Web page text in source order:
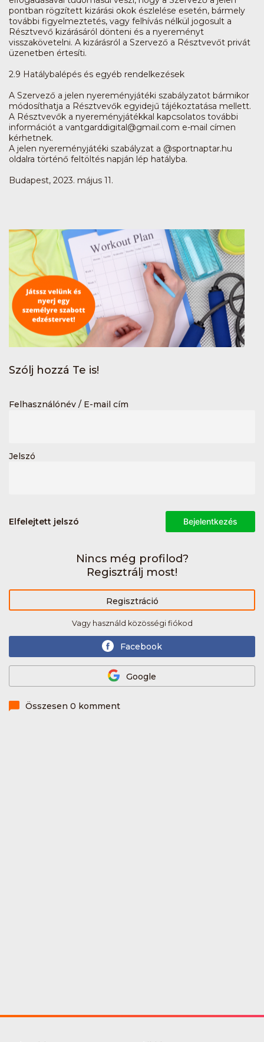
pontban rögzített kizárási okok észlelése esetén, bármely
további figyelmeztetés, vagy felhívás nélkül jogosult a
Résztvevő kizárásáról dönteni és a nyereményt
visszakövetelni. A kizárásról a Szervező a Résztvevőt privát
üzenetben értesíti.
2.9 Hatálybalépés és egyéb rendelkezések
A Szervező a jelen nyereményjátéki szabályzatot bármikor
módosíthatja a Résztvevők egyidejű tájékoztatása mellett.
A Résztvevők a nyereményjátékkal kapcsolatos további
információt a vantgarddigital@gmail.com e-mail címen
kérhetnek.
A jelen nyereményjátéki szabályzat a @sportnaptar.hu
oldalra történő feltöltés napján lép hatályba.
Budapest, 2023. május 11.
Szólj hozzá Te is!
Felhasználónév / E-mail cím
Jelszó
Elfelejtett jelszó Bejelentkezés
Nincs még profilod?
Regisztrálj most!
Regisztráció
Vagy használd közösségi fiókod
Facebook
Google
Összesen 0 komment